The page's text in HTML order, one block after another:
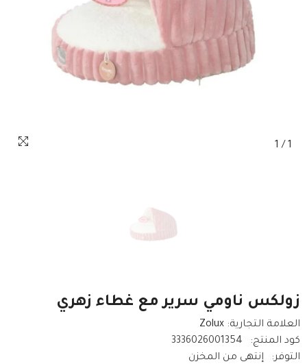
1
/
1
زولكس ناومي سرير مع غطاء زهري
العلامة التجارية: Zolux
كود المنتج:
3336026001354
التوفر:
إنتهى من المخزن